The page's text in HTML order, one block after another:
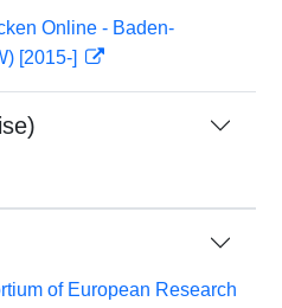
Online - Baden-
[2015-]
of European Research